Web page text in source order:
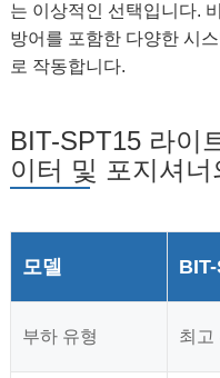
는 이상적인 선택입니다.
방어를 포함한 다양한 시
로 작동합니다.
BIT-SPT15 라이
이터 및 포지셔
모델
부하 유형 최고